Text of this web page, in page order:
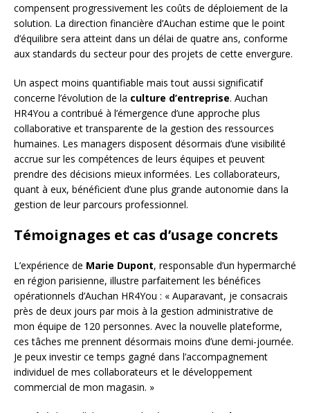
compensent progressivement les coûts de déploiement de la
solution. La direction financière d’Auchan estime que le point
d’équilibre sera atteint dans un délai de quatre ans, conforme
aux standards du secteur pour des projets de cette envergure.
Un aspect moins quantifiable mais tout aussi significatif
concerne l’évolution de la culture d’entreprise. Auchan
HR4You a contribué à l’émergence d’une approche plus
collaborative et transparente de la gestion des ressources
humaines. Les managers disposent désormais d’une visibilité
accrue sur les compétences de leurs équipes et peuvent
prendre des décisions mieux informées. Les collaborateurs,
quant à eux, bénéficient d’une plus grande autonomie dans la
gestion de leur parcours professionnel.
Témoignages et cas d’usage concrets
L’expérience de Marie Dupont, responsable d’un hypermarché
en région parisienne, illustre parfaitement les bénéfices
opérationnels d’Auchan HR4You : « Auparavant, je consacrais
près de deux jours par mois à la gestion administrative de
mon équipe de 120 personnes. Avec la nouvelle plateforme,
ces tâches me prennent désormais moins d’une demi-journée.
Je peux investir ce temps gagné dans l’accompagnement
individuel de mes collaborateurs et le développement
commercial de mon magasin. »